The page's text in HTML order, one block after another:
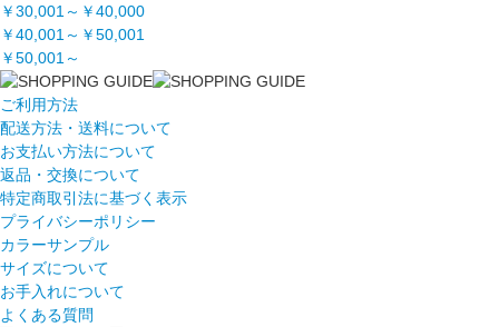
￥30,001～￥40,000
￥40,001～￥50,001
￥50,001～
ご利用方法
配送方法・送料について
お支払い方法について
返品・交換について
特定商取引法に基づく表示
プライバシーポリシー
カラーサンプル
サイズについて
お手入れについて
よくある質問